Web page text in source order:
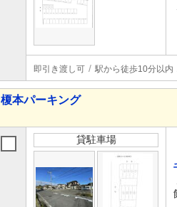
即引き渡し可 駅から徒歩10分以内
榎本パーキング
貸駐車場